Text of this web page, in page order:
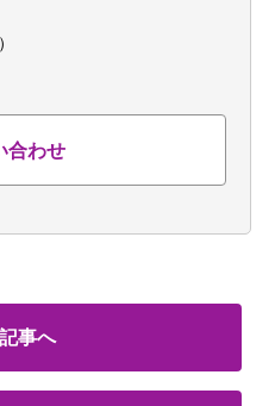
合わせ
事へ